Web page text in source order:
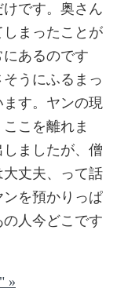
です。奥さん
まったことが
あるのです
うにふるまっ
す。ヤンの現
こを離れま
ましたが、僧
丈夫、って話
ンを預かりっぱ
人今どこです
»